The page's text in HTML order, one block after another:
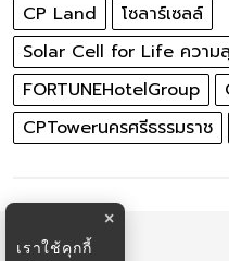
CP Land
โซลาร์เซลล์
Solar Cell for Life ความ
FORTUNEHotelGroup
CPTowerนครศรีธรรมราช
×
เราใช้คุกกี้